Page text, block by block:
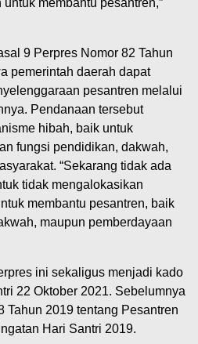
9 Perpres Nomor 82 Tahun
pemerintah daerah dapat
pesantren melalui
Pendanaan tersebut
hibah, baik untuk
fungsi pendidikan, dakwah,
“Sekarang tidak ada
tidak mengalokasikan
membantu pesantren, baik
maupun pemberdayaan
ini sekaligus menjadi kado
22 Oktober 2021. Sebelumnya
Tahun 2019 tentang Pesantren
Hari Santri 2019.